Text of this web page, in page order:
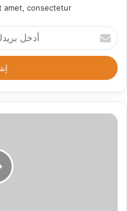
amet, consectetur.
أ
د
خ
ل
ر
د